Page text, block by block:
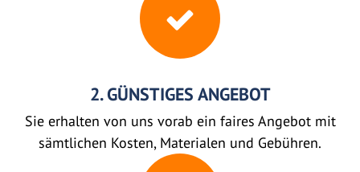
2. GÜNSTIGES ANGEBOT
Sie erhalten von uns vorab ein faires Angebot mit
sämtlichen Kosten, Materialen und Gebühren.